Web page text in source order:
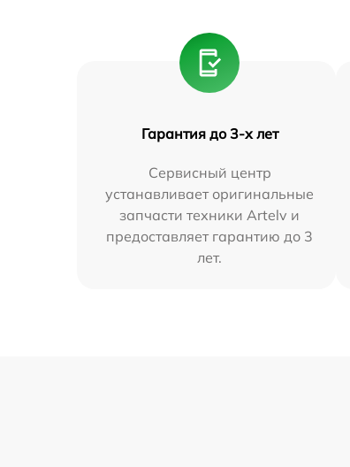
Гарантия до 3-х лет
Сервисный центр
устанавливает оригинальные
запчасти техники Artelv и
предоставляет гарантию до 3
лет.